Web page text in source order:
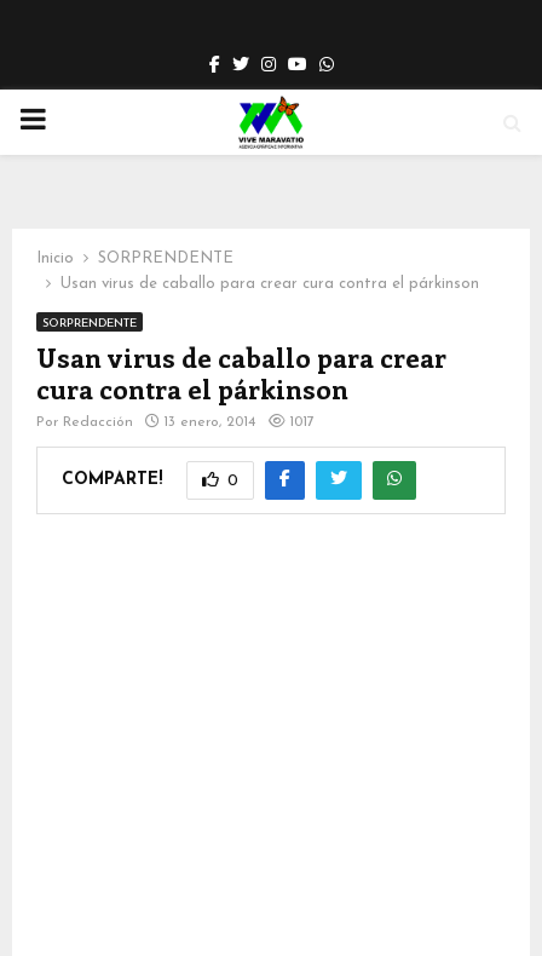
Facebook
TwitterInstagram
YoutubeWhatsapp
PRIMARY
Inicio
SORPRENDENTE
Usan virus de caballo para crear cura contra el párkinson
SORPRENDENTE
Usan virus de caballo para crear
cura contra el párkinson
Por Redacción 13 enero, 2014 1017
COMPARTE! 0